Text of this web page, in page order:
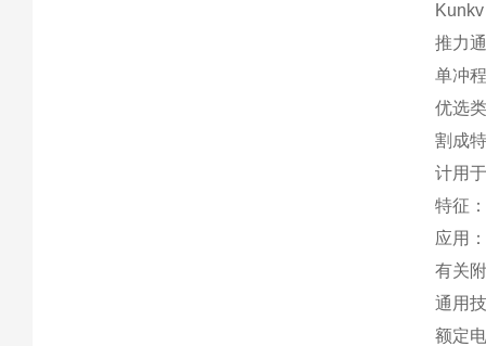
推力
单冲
优选
割成
计用
特征
应用
有关
通用
额定